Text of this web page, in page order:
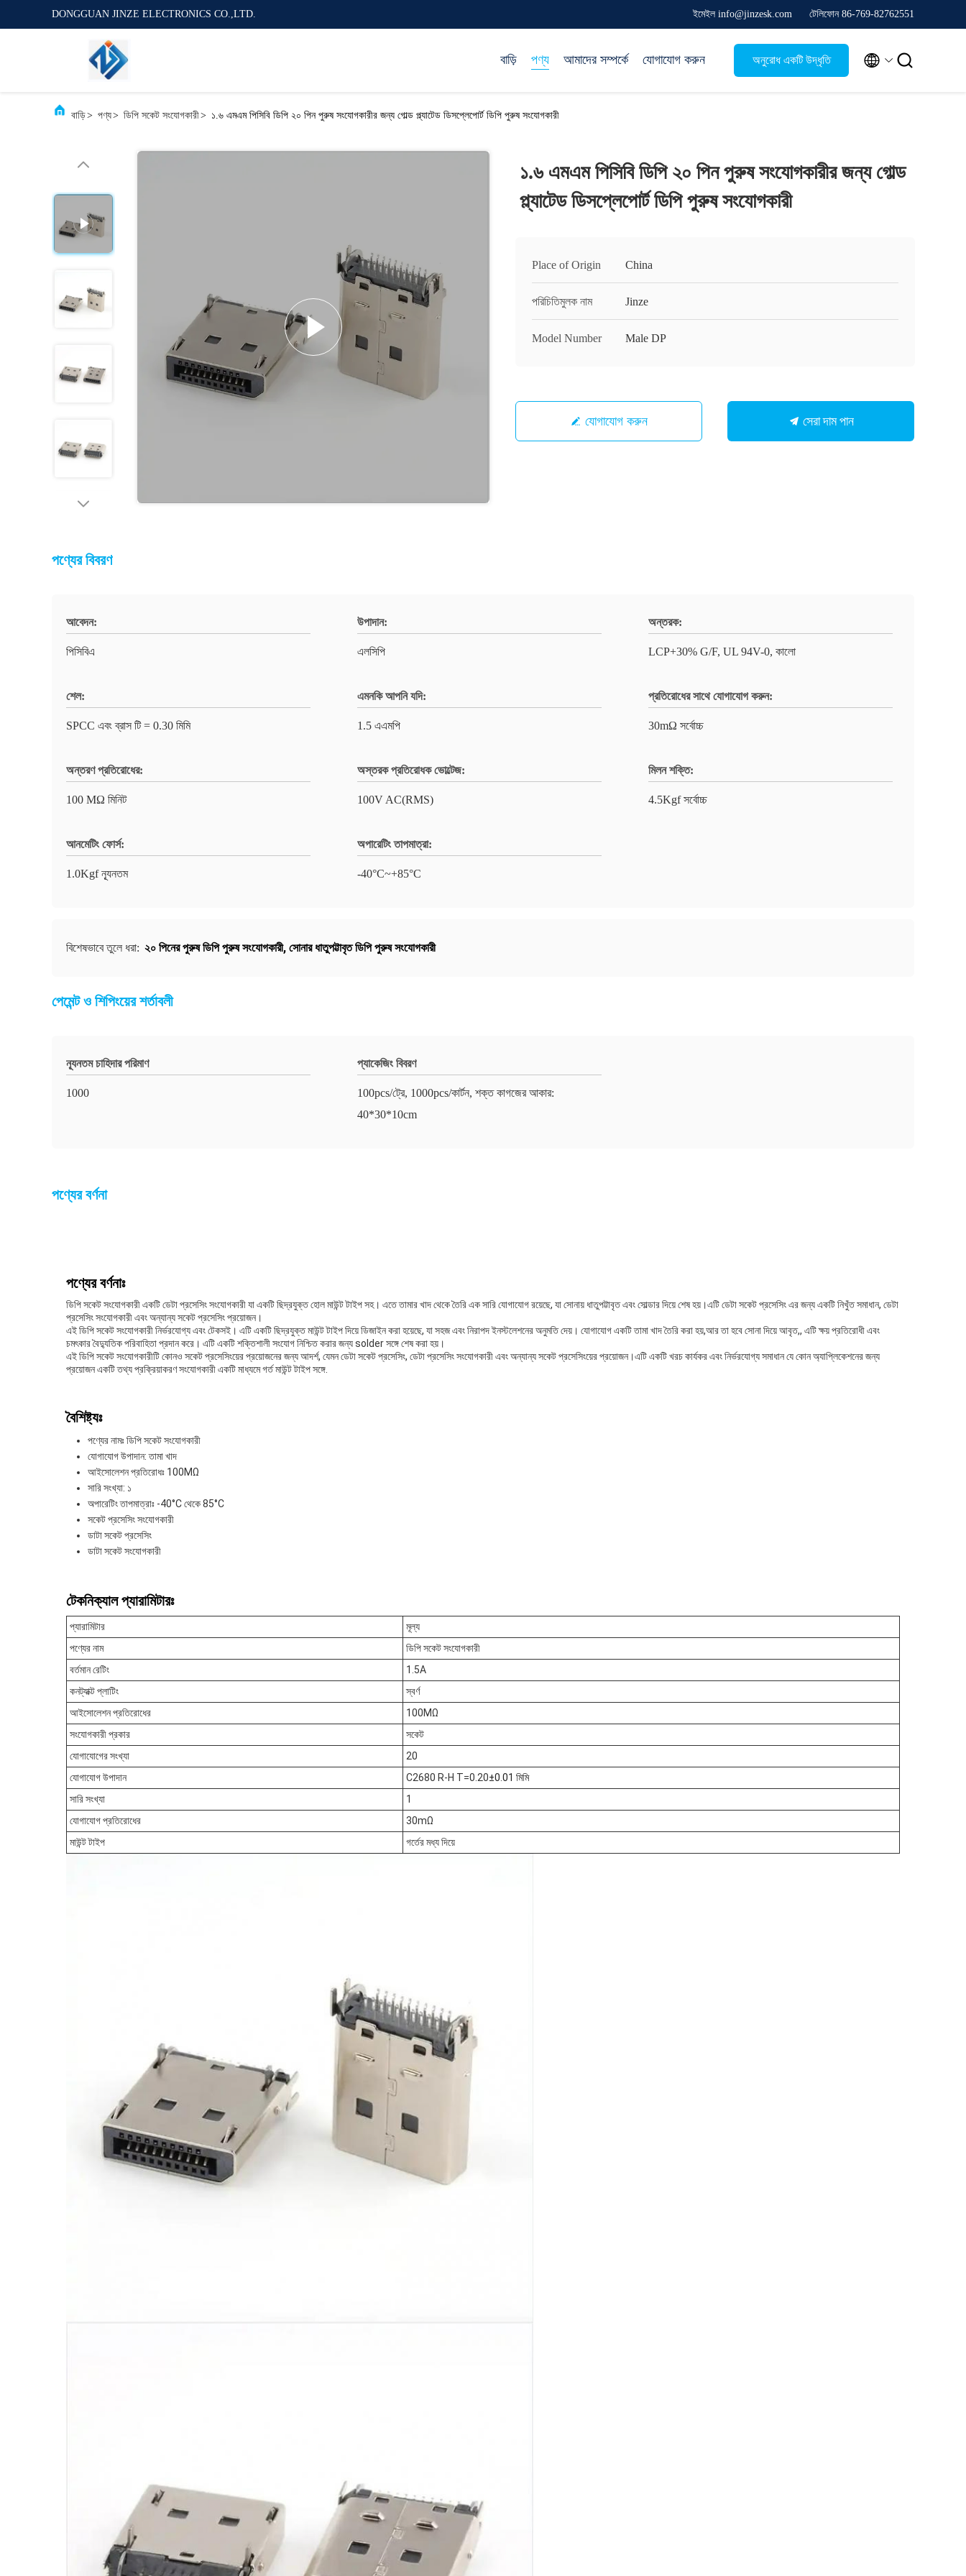
DONGGUAN JINZE ELECTRONICS CO.,LTD. ইমেইল info@jinzesk.com টেলিফোন 86-769-82762551
বাড়ি পণ্য আমাদের সম্পর্কে যোগাযোগ করুন অনুরোধ একটি উদ্ধৃতি  
বাড়ি> পণ্য> ডিপি সকেট সংযোগকারী> ১.৬ এমএম পিসিবি ডিপি ২০ পিন পুরুষ সংযোগকারীর জন্য গোল্ড প্ল্যাটেড ডিসপ্লেপোর্ট ডিপি পুরুষ সংযোগকারী
১.৬ এমএম পিসিবি ডিপি ২০ পিন পুরুষ সংযোগকারীর জন্য গোল্ড
প্ল্যাটেড ডিসপ্লেপোর্ট ডিপি পুরুষ সংযোগকারী
Place of Origin China
পরিচিতিমুলক নাম Jinze
Model Number Male DP
যোগাযোগ করুন সেরা দাম পান
পণ্যের বিবরণ
আবেদন:
পিসিবিএ
উপাদান:
এলসিপি
অন্তরক:
LCP+30% G/F, UL 94V-0, কালো
শেল:
SPCC এবং ব্রাস টি = 0.30 মিমি
এমনকি আপনি যদি:
1.5 এএমপি
প্রতিরোধের সাথে যোগাযোগ করুন:
30mΩ সর্বোচ্চ
অন্তরণ প্রতিরোধের:
100 MΩ মিনিট
অস্তরক প্রতিরোধক ভোল্টেজ:
100V AC(RMS)
মিলন শক্তি:
4.5Kgf সর্বোচ্চ
আনমেটিং ফোর্স:
1.0Kgf ন্যূনতম
অপারেটিং তাপমাত্রা:
-40°C~+85°C
বিশেষভাবে তুলে ধরা: ২০ পিনের পুরুষ ডিপি পুরুষ সংযোগকারী, সোনার ধাতুপট্টাবৃত ডিপি পুরুষ সংযোগকারী
পেমেন্ট ও শিপিংয়ের শর্তাবলী
ন্যূনতম চাহিদার পরিমাণ
1000
প্যাকেজিং বিবরণ
100pcs/ট্রে, 1000pcs/কার্টন, শক্ত কাগজের আকার:
40*30*10cm
পণ্যের বর্ণনা
পণ্যের বর্ণনাঃ
ডিপি সকেট সংযোগকারী একটি ডেটা প্রসেসিং সংযোগকারী যা একটি ছিদ্রযুক্ত হোল মাউন্ট টাইপ সহ। এতে তামার খাদ থেকে তৈরি এক সারি যোগাযোগ রয়েছে, যা সোনায় ধাতুপট্টাবৃত এবং সোল্ডার দিয়ে শেষ হয়।এটি ডেটা সকেট প্রসেসিং এর জন্য একটি নিখুঁত সমাধান, ডেটা
প্রসেসিং সংযোগকারী এবং অন্যান্য সকেট প্রসেসিং প্রয়োজন।
এই ডিপি সকেট সংযোগকারী নির্ভরযোগ্য এবং টেকসই। এটি একটি ছিদ্রযুক্ত মাউন্ট টাইপ দিয়ে ডিজাইন করা হয়েছে, যা সহজ এবং নিরাপদ ইনস্টলেশনের অনুমতি দেয়। যোগাযোগ একটি তামা খাদ তৈরি করা হয়,আর তা হবে সোনা দিয়ে আবৃত,, এটি ক্ষয় প্রতিরোধী এবং
চমৎকার বৈদ্যুতিক পরিবাহিতা প্রদান করে। এটি একটি শক্তিশালী সংযোগ নিশ্চিত করার জন্য solder সঙ্গে শেষ করা হয়।
এই ডিপি সকেট সংযোগকারীটি কোনও সকেট প্রসেসিংয়ের প্রয়োজনের জন্য আদর্শ, যেমন ডেটা সকেট প্রসেসিং, ডেটা প্রসেসিং সংযোগকারী এবং অন্যান্য সকেট প্রসেসিংয়ের প্রয়োজন।এটি একটি খরচ কার্যকর এবং নির্ভরযোগ্য সমাধান যে কোন অ্যাপ্লিকেশনের জন্য
প্রয়োজন একটি তথ্য প্রক্রিয়াকরণ সংযোগকারী একটি মাধ্যমে গর্ত মাউন্ট টাইপ সঙ্গে.
বৈশিষ্ট্যঃ
পণ্যের নামঃ ডিপি সকেট সংযোগকারী
যোগাযোগ উপাদান: তামা খাদ
আইসোলেশন প্রতিরোধঃ 100MΩ
সারি সংখ্যা: ১
অপারেটিং তাপমাত্রাঃ -40°C থেকে 85°C
সকেট প্রসেসিং সংযোগকারী
ডাটা সকেট প্রসেসিং
ডাটা সকেট সংযোগকারী
টেকনিক্যাল প্যারামিটারঃ
প্যারামিটার
মূল্য
পণ্যের নাম
ডিপি সকেট সংযোগকারী
বর্তমান রেটিং
1.5A
কনট্যাক্ট প্লাটিং
স্বর্ণ
আইসোলেশন প্রতিরোধের
100MΩ
সংযোগকারী প্রকার
সকেট
যোগাযোগের সংখ্যা
20
যোগাযোগ উপাদান
C2680 R-H T=0.20±0.01 মিমি
সারি সংখ্যা
1
যোগাযোগ প্রতিরোধের
30mΩ
মাউন্ট টাইপ
গর্তের মধ্য দিয়ে